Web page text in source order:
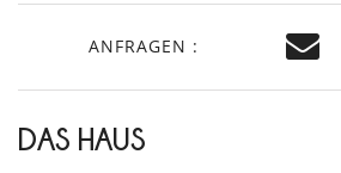
ANFRAGEN :
DAS HAUS